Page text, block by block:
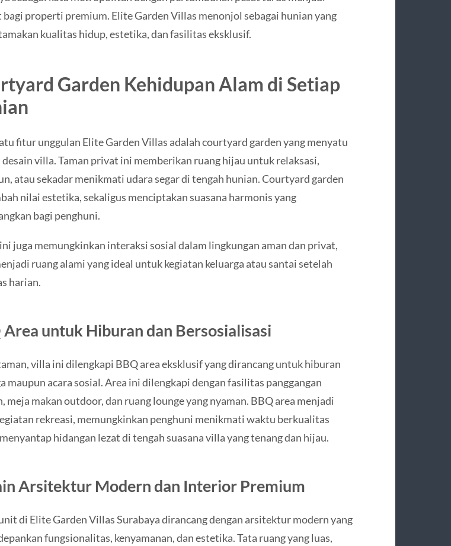
bagi properti premium. Elite Garden Villas menonjol sebagai hunian yang
kualitas hidup, estetika, dan fasilitas eksklusif.
Garden Kehidupan Alam di Setiap
fitur unggulan Elite Garden Villas adalah courtyard garden yang menyatu
desain villa. Taman privat ini memberikan ruang hijau untuk relaksasi,
atau sekadar menikmati udara segar di tengah hunian. Courtyard garden
nilai estetika, sekaligus menciptakan suasana harmonis yang
bagi penghuni.
juga memungkinkan interaksi sosial dalam lingkungan aman dan privat,
ruang alami yang ideal untuk kegiatan keluarga atau santai setelah
harian.
Area untuk Hiburan dan Bersosialisasi
villa ini dilengkapi BBQ area eksklusif yang dirancang untuk hiburan
maupun acara sosial. Area ini dilengkapi dengan fasilitas panggangan
meja makan outdoor, dan ruang lounge yang nyaman. BBQ area menjadi
rekreasi, memungkinkan penghuni menikmati waktu berkualitas
hidangan lezat di tengah suasana villa yang tenang dan hijau.
Arsitektur Modern dan Interior Premium
di Elite Garden Villas Surabaya dirancang dengan arsitektur modern yang
fungsionalitas, kenyamanan, dan estetika. Tata ruang yang luas,